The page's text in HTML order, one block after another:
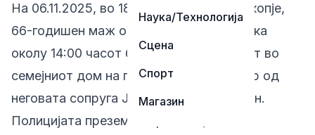
Наука/Технологија
Сцена
Спорт
Магазин
На 06.11.2025, во 18:30 часот во СВР Скопје,
66-годишен маж од Скопје пријавил дека
околу 14:00 часот бил физички нападнат во
семејниот дом на подрачјето на Центар од
неговата сопруга Ј.А.(51) и неговиот син.
Полицијата презема мерки за целосно